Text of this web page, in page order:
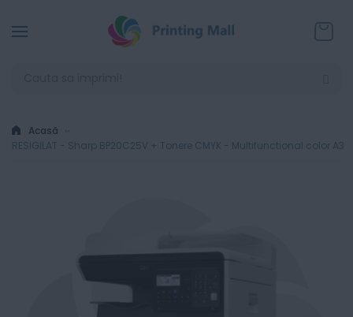
Acasă
RESIGILAT - Sharp BP20C25V + Tonere CMYK - Multifunctional color A3